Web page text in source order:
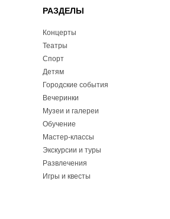
РАЗДЕЛЫ
Концерты
Театры
Спорт
Детям
Городские события
Вечеринки
Музеи и галереи
Обучение
Мастер-классы
Экскурсии и туры
Развлечения
Игры и квесты